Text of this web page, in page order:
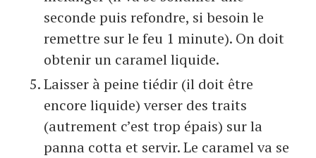
seconde puis refondre, si besoin le
remettre sur le feu 1 minute). On doit
obtenir un caramel liquide.
Laisser à peine tiédir (il doit être
encore liquide) verser des traits
(autrement c’est trop épais) sur la
panna cotta et servir. Le caramel va se